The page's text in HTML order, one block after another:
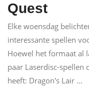
Quest
Elke woensdag
interessante spellen
Hoewel het formaat al
paar Laserdisc-spellen
heeft: Dragon's Lair ...